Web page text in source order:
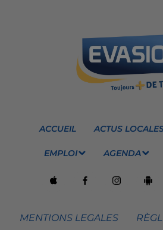
ACCUEIL ACTUS
EMPLOI AGENDA
MENTIONS LEGALES